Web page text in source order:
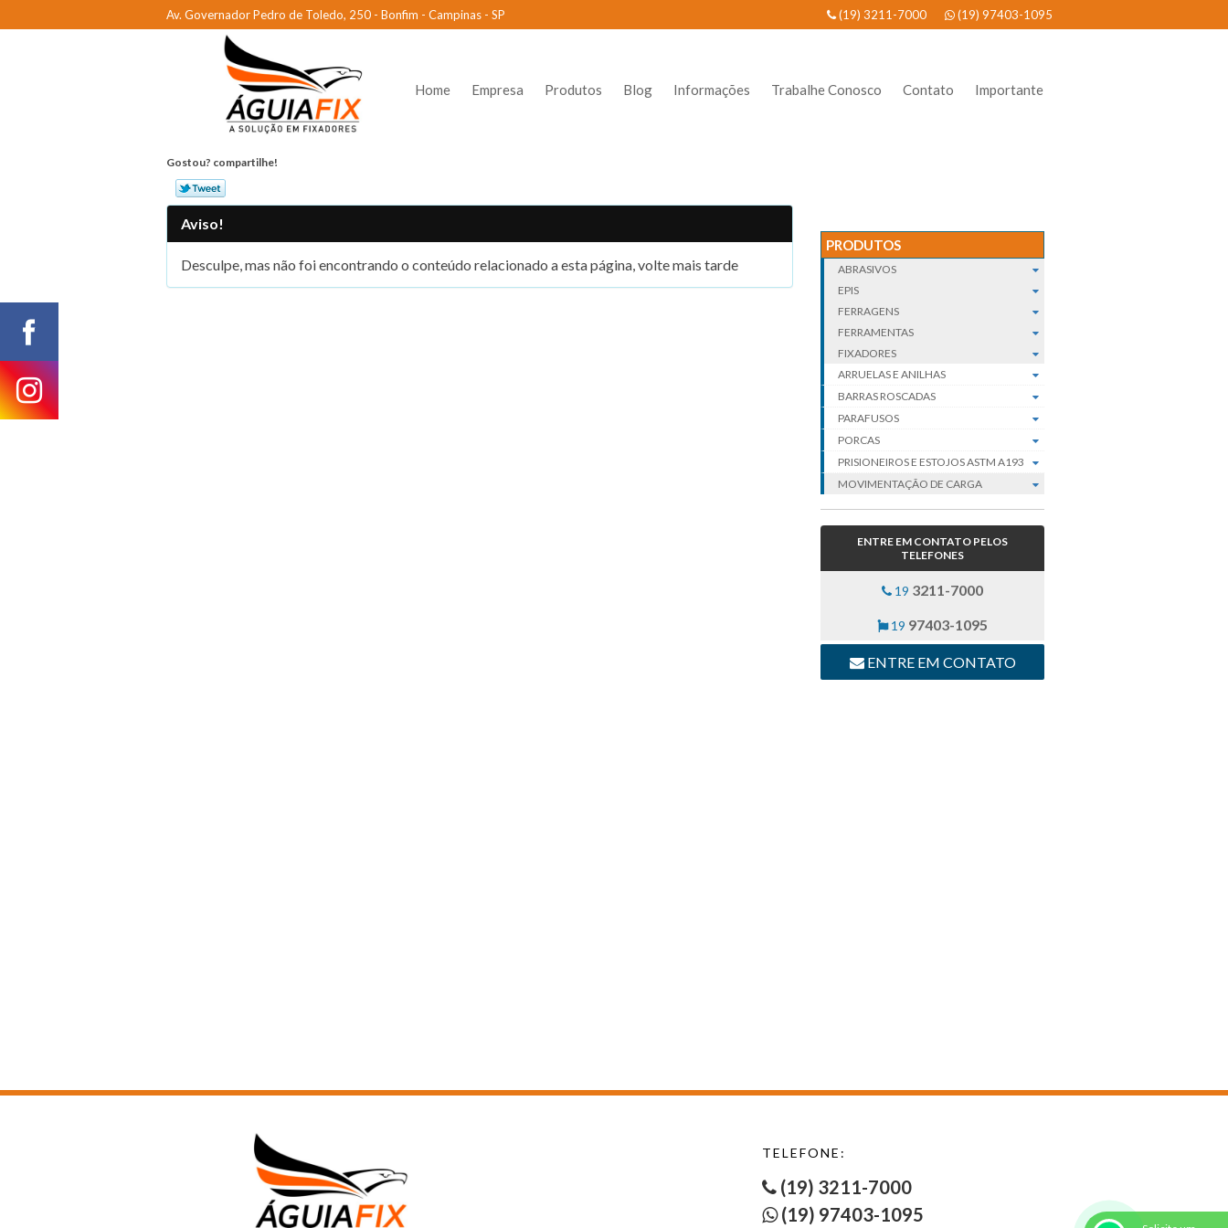
Av. Governador Pedro de Toledo, 250 - Bonfim - Campinas - SP (19) 3211-7000 (19) 97403-1095
Home Empresa Produtos Blog Informações Trabalhe Conosco Contato Importante
Gostou? compartilhe!
Aviso!
Desculpe, mas não foi encontrando o conteúdo relacionado a esta página, volte mais tarde
PRODUTOS
ABRASIVOS
EPIS
FERRAGENS
FERRAMENTAS
FIXADORES
ARRUELAS E ANILHAS
BARRAS ROSCADAS
PARAFUSOS
PORCAS
PRISIONEIROS E ESTOJOS ASTM A193
MOVIMENTAÇÃO DE CARGA
ENTRE EM CONTATO PELOS
TELEFONES
19 3211-7000
19 97403-1095
ENTRE EM CONTATO
TELEFONE:
(19) 3211-7000
(19) 97403-1095